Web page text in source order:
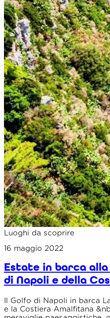
Luoghi da scoprire
16 maggio 2022
Estate in barca
di Napoli e della
Il Golfo di Napoli in barca
e la Costiera Amalfitana